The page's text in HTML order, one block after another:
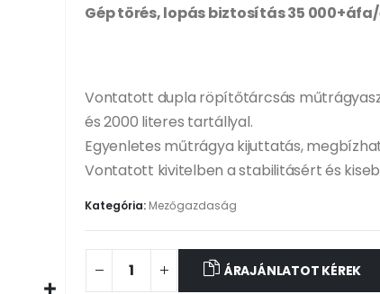
Gép törés, lopás biztosítás 35
Vontatott dupla röpítőtárcsás
és 2000 literes tartállyal.
Egyenletes műtrágya kijuttatás,
Vontatott kivitelben a stabilitásért és
Kategória: Mezőgazdaság
ÁRAJÁNLATOT KÉREK